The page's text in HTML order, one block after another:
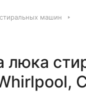
машин
люка